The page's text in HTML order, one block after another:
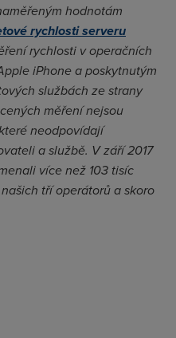
hodnotám
rychlosti serveru
rychlosti v operačních
iPhone a poskytnutým
službách ze strany
měření nejsou
neodpovídají
a službě. V září 2017
více než 103 tisíc
tří operátorů a skoro